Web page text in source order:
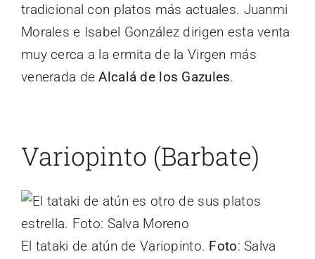
tradicional con platos más actuales. Juanmi
Morales e Isabel González dirigen esta venta
muy cerca a la ermita de la Virgen más
venerada deAlcalá de los Gazules.
Variopinto (Barbate)
El tataki de atún de Variopinto. Foto: Salva